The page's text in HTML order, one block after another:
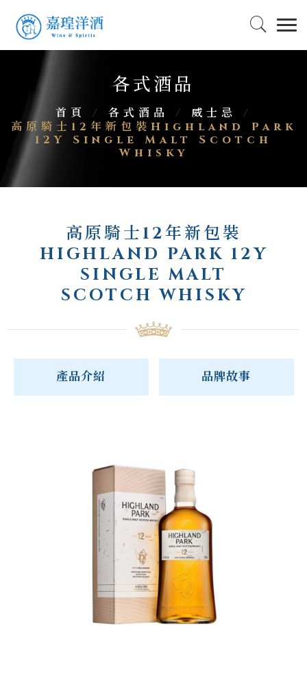
各式酒品
首頁 / 各式酒品 / 威士忌
/
高原騎士12年新包裝Highland Park
12Y Single Malt Scotch
Whisky
高原騎士12年新包裝
HIGHLAND PARK 12Y
SINGLE MALT
SCOTCH WHISKY
產品介紹 品牌故事